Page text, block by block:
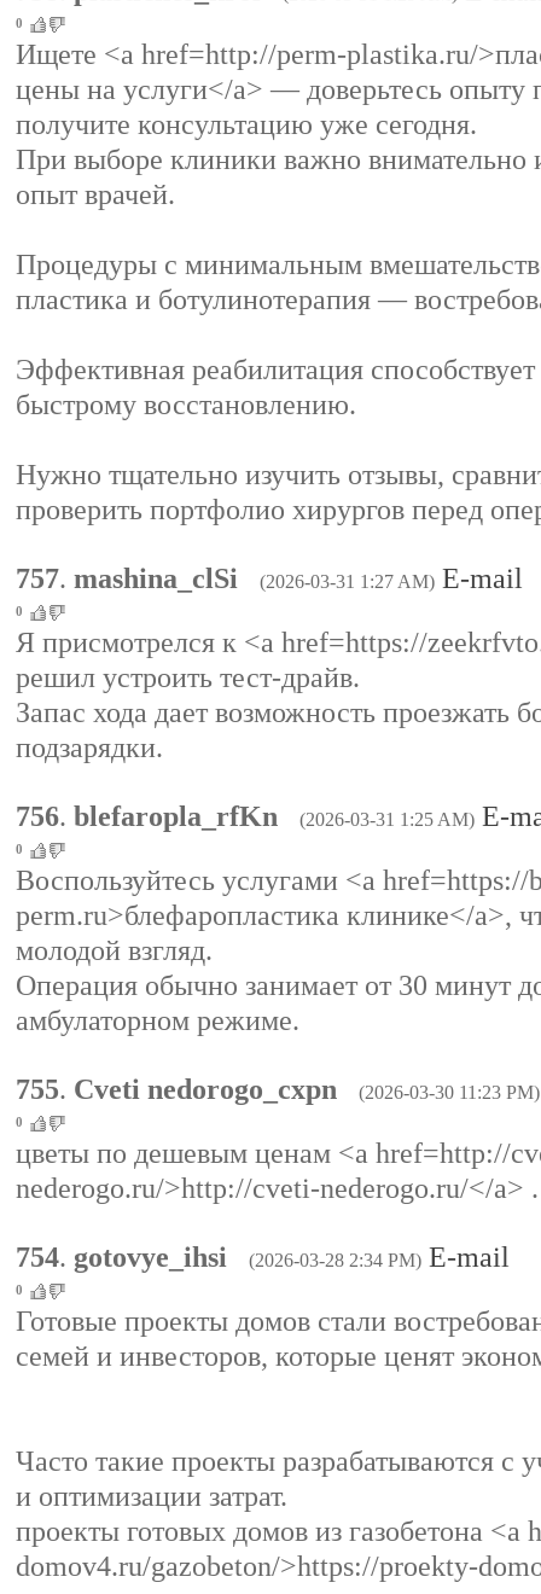
0
Ищете <a href=http://perm-plastika.ru/
цены на услуги</a> — доверьтесь опыту
получите консультацию уже сегодня.
При выборе клиники важно внимательно
опыт врачей.
Процедуры с минимальным
пластика и ботулинотерапия —
Эффективная реабилитация
быстрому восстановлению.
Нужно тщательно изучить отзывы,
проверить портфолио хирургов перед
757. mashina_clSi (2026-03-31 1:27 AM) E-mail
0
Я присмотрелся к <a href=https://
решил устроить тест-драйв.
Запас хода дает возможность проезжать
подзарядки.
756. blefaropla_rfKn (2026-03-31 1:25 AM) E-
0
Воспользуйтесь услугами <a
perm.ru>блефаропластика клинике</a>,
молодой взгляд.
Операция обычно занимает от 30 минут
амбулаторном режиме.
755. Cveti nedorogo_cxpn (2026-03-30 11:23 PM)
0
цветы по дешевым ценам <a href=http://
nederogo.ru/>http://cveti-nederogo.ru/</a> .
754. gotovye_ihsi (2026-03-28 2:34 PM) E-mail
0
Готовые проекты домов стали
семей и инвесторов, которые ценят
Часто такие проекты разрабатываются с
и оптимизации затрат.
проекты готовых домов из газобетона
domov4.ru/gazobeton/>https://proekty-